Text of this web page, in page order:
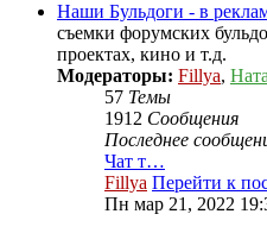
Наши Бульдоги - в
съемки форумских
проектах, кино и т.д.
Модераторы: Fillya,
57 Темы
1912 Сообщения
Последнее
Чат т…
Fillya Перейти к
Пн мар 21, 2022